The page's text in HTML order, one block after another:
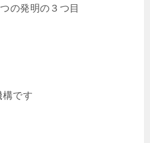
の発明の３つ目
構です